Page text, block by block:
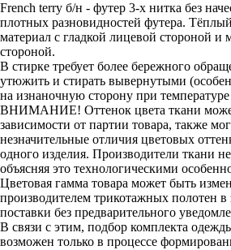
French terry б/н - футер 3-х нитка без
плотных разновидностей футера.
материал с гладкой лицевой стороной и
стороной.
В стирке требует более бережного
утюжить и стирать вывернутыми
на изнаночную сторону при температуре
ВНИМАНИЕ! Оттенок цвета ткани
зависимости от партии товара, также
незначительные отличия цветовых
одного изделия. Производители ткани
объясняя это технологическими
Цветовая гамма товара может быть
производителем трикотажных полотен в
поставки без предварительного
В связи с этим, подбор комплекта
возможен только в процессе